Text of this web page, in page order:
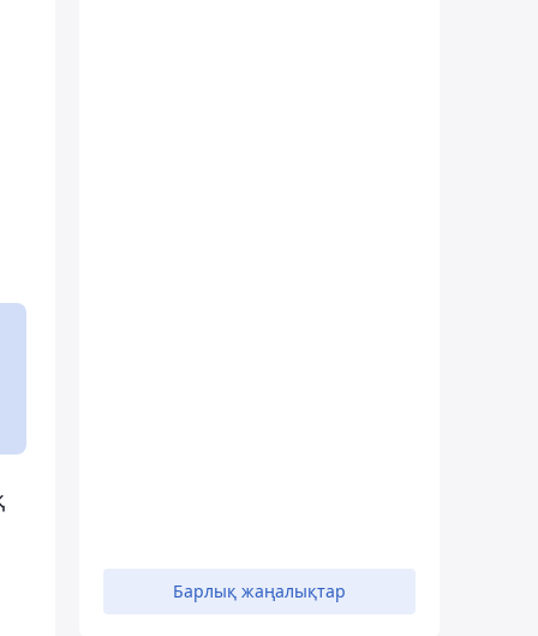
Барлық жаңалықтар